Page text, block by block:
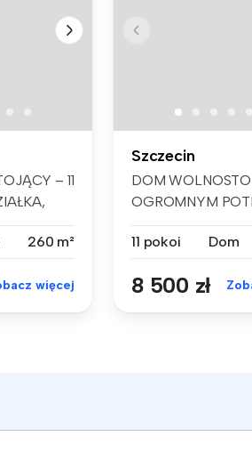
– 11
260 m²
więcej
Szczecin
DOM
OGROMNYM
11 pokoi
Dom
8 500 zł